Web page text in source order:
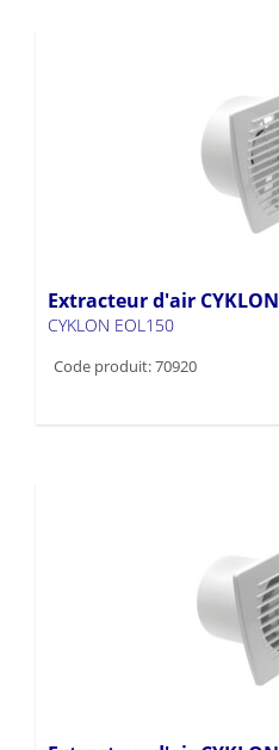
Extracteur d'air CYKLON
CYKLON EOL150
Code produit: 70920